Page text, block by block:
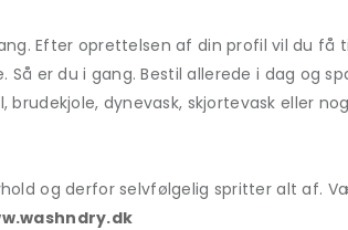
Efter oprettelsen af din profil vil du
er du i gang. Bestil allerede i dag og
dynevask, skjortevask eller
og derfor selvfølgelig spritter alt af.